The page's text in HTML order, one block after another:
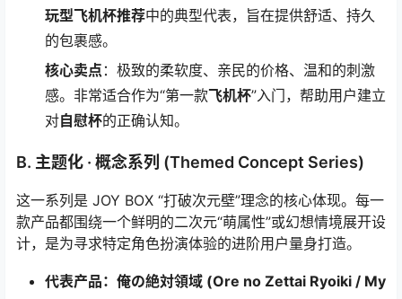
玩型飞机杯推荐中的典型代表，旨在提供舒适、持久
的包裹感。
核心卖点 ：极致的柔软度、亲民的价格、温和的刺激
感。非常适合作为“第一款飞机杯”入门，帮助用户建立
对自慰杯的正确认知。
B. 主题化 · 概念系列 (Themed Concept Series)
这一系列是 JOY BOX “打破次元壁”理念的核心体现。每一
款产品都围绕一个鲜明的二次元“萌属性”或幻想情境展开设
计，是为寻求特定角色扮演体验的进阶用户量身打造。
代表产品：俺の絶対領域 (Ore no Zettai Ryoiki / My